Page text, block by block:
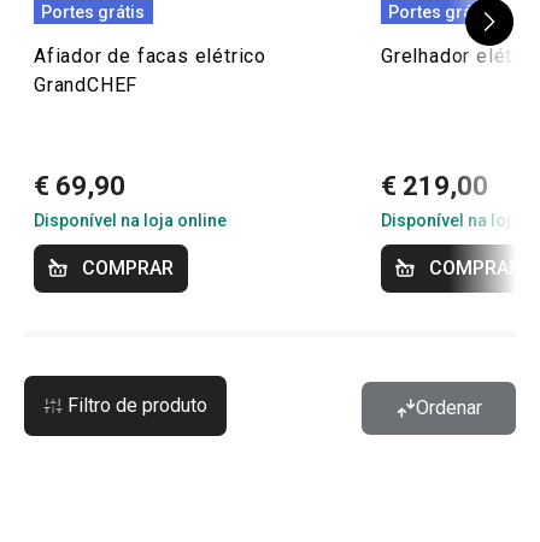
Portes grátis
Afiador de facas elétrico
GrandCHEF
€ 69,90
Disponível na loja online
COMPRAR
Portes grátis
Grelhador
€ 219,00
Disponível na loja
COMPRAR
Filtro de produto Ordenar